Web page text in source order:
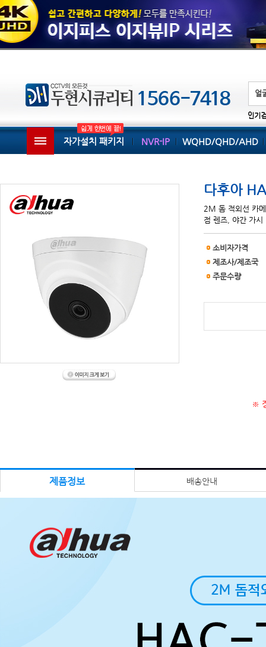
인기
자가설치 패키지 NVR-IP WQHD/QHD/AHD
다후아
2M 돔 적외선 카
점 렌즈, 야간 가
소비자가격
제조사/제조국
주문수량
※
제품정보 배송안내